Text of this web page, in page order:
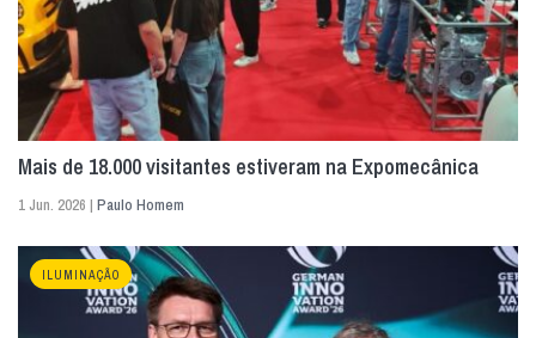
Mais de 18.000 visitantes estiveram na Expomecânica
1 Jun. 2026 | Paulo Homem
ILUMINAÇÃO